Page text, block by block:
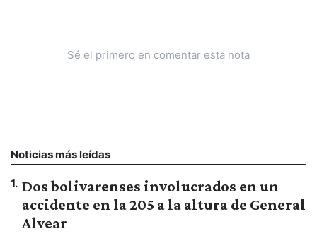
Sé el primero en comentar esta nota
Noticias más leídas
1. Dos bolivarenses involucrados en un
accidente en la 205 a la altura de General
Alvear